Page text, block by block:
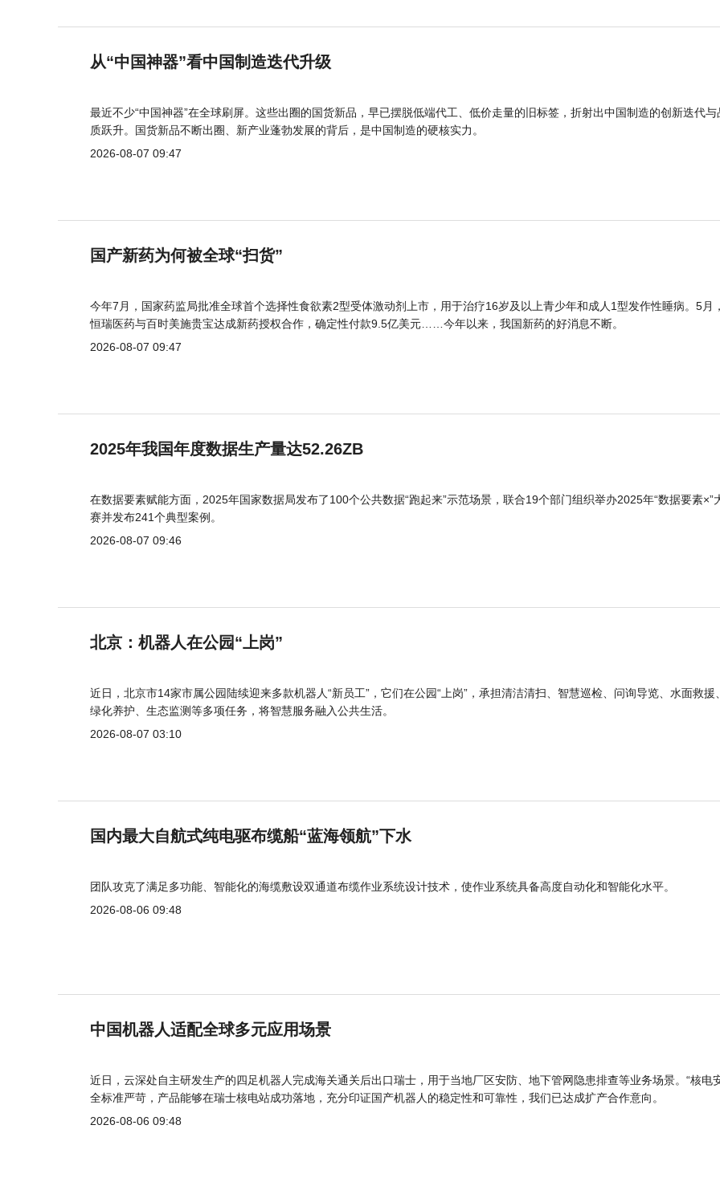
从“中国神器”看中国制造迭代升级
最近不少“中国神器”在全球刷屏。这些出圈的国货新品，早已摆脱低端代工、低价走量的旧标签，折射出中国制造的创新迭代与
质跃升。国货新品不断出圈、新产业蓬勃发展的背后，是中国制造的硬核实力。
2026-08-07 09:47
国产新药为何被全球“扫货”
今年7月，国家药监局批准全球首个选择性食欲素2型受体激动剂上市，用于治疗16岁及以上青少年和成人1型发作性睡病。5月
恒瑞医药与百时美施贵宝达成新药授权合作，确定性付款9.5亿美元……今年以来，我国新药的好消息不断。
2026-08-07 09:47
2025年我国年度数据生产量达52.26ZB
在数据要素赋能方面，2025年国家数据局发布了100个公共数据“跑起来”示范场景，联合19个部门组织举办2025年“数据要素×”
赛并发布241个典型案例。
2026-08-07 09:46
北京：机器人在公园“上岗”
近日，北京市14家市属公园陆续迎来多款机器人“新员工”，它们在公园“上岗”，承担清洁清扫、智慧巡检、问询导览、水面救援
绿化养护、生态监测等多项任务，将智慧服务融入公共生活。
2026-08-07 03:10
国内最大自航式纯电驱布缆船“蓝海领航”下水
团队攻克了满足多功能、智能化的海缆敷设双通道布缆作业系统设计技术，使作业系统具备高度自动化和智能化水平。
2026-08-06 09:48
中国机器人适配全球多元应用场景
近日，云深处自主研发生产的四足机器人完成海关通关后出口瑞士，用于当地厂区安防、地下管网隐患排查等业务场景。“核电
全标准严苛，产品能够在瑞士核电站成功落地，充分印证国产机器人的稳定性和可靠性，我们已达成扩产合作意向。
2026-08-06 09:48